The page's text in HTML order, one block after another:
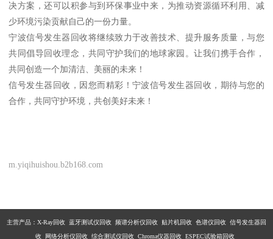
决方案，还可以积参与到环保事业中来，为推动资源循环利用、减
少环境污染贡献自己的一份力量。
宁波信号发生器回收将继续致力于改善技术、提升服务质量，与您
共同倡导回收理念，共同守护我们的地球家园。让我们携手合作，
共同创造一个加清洁、美丽的未来！
信号发生器回收，因您而精彩！宁波信号发生器回收，期待与您的
合作，共同守护环境，共创美好未来！
m.yiqihuishou.b2b168.com
主营产品：X-Ray回收 蓝牙测试仪回收 频谱分析仪回收 贴片机回收 色谱仪回收 信号发生器回
收 网络分析仪回收 综合测试仪回收 Chroma仪器回收 ESPEC试验箱回收